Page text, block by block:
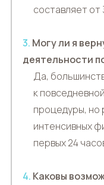
составляет от
3. Могу ли я
деятельности
Да,
к
процедуры, но
интенсивных
первых 24
4. Каковы